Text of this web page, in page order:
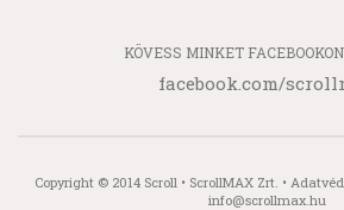
KÖVESS MINKET
facebook.com/
Copyright © 2014 Scroll • ScrollMAX Zrt. •
info@scrollmax.hu